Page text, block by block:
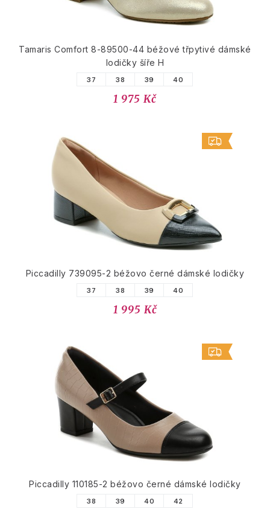
Tamaris Comfort 8-89500-44 béžové třpytivé dámské
lodičky šíře H
37 38 39 40
1 975 Kč
Piccadilly 739095-2 béžovo černé dámské lodičky
37 38 39 40
1 995 Kč
Piccadilly 110185-2 béžovo černé dámské lodičky
38 39 40 42